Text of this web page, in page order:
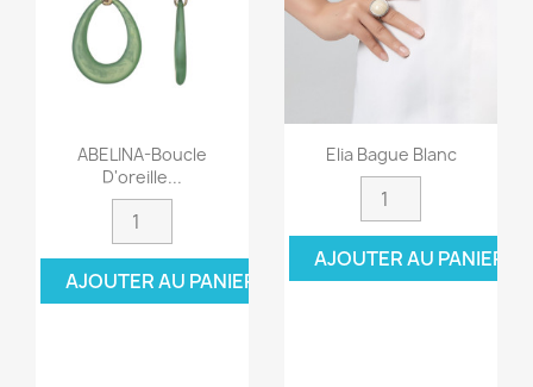
ABELINA-Boucle
D'oreille...
AJOUTER AU PANIER
Elia Bague Blanc
AJOUTER AU PANIER